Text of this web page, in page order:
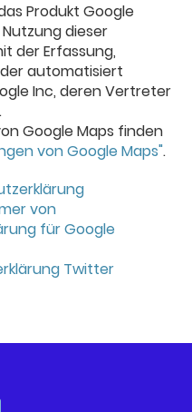
Produkt Google
dieser
der Erfassung,
automatisiert
Inc, deren Vertreter
Google Maps finden
von Google Maps".
von
für Google
Twitter